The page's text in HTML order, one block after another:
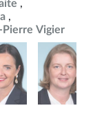
Pierre Vigier